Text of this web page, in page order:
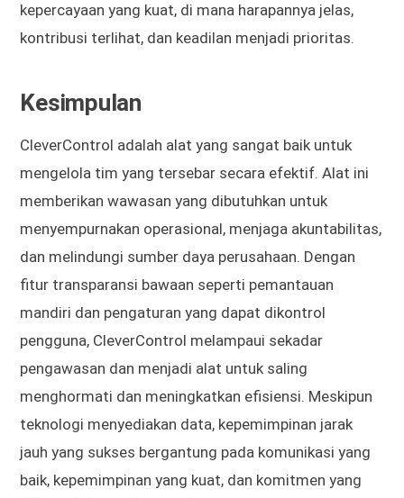
kepercayaan yang kuat, di mana harapannya jelas,
kontribusi terlihat, dan keadilan menjadi prioritas.
Kesimpulan
CleverControl adalah alat yang sangat baik untuk
mengelola tim yang tersebar secara efektif. Alat ini
memberikan wawasan yang dibutuhkan untuk
menyempurnakan operasional, menjaga akuntabilitas,
dan melindungi sumber daya perusahaan. Dengan
fitur transparansi bawaan seperti pemantauan
mandiri dan pengaturan yang dapat dikontrol
pengguna, CleverControl melampaui sekadar
pengawasan dan menjadi alat untuk saling
menghormati dan meningkatkan efisiensi. Meskipun
teknologi menyediakan data, kepemimpinan jarak
jauh yang sukses bergantung pada komunikasi yang
baik, kepemimpinan yang kuat, dan komitmen yang